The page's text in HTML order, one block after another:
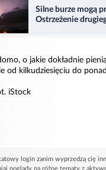
Silne burze mogą
Ostrzeżenie
o jakie dokładnie
od kilkudziesięciu do
iStock
login zanim wyprzedzą cię
poglądy na różne tematy z